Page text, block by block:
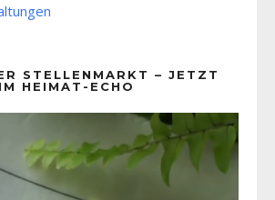
STELLENMARKT – JETZT
IM HEIMAT-ECHO
Player